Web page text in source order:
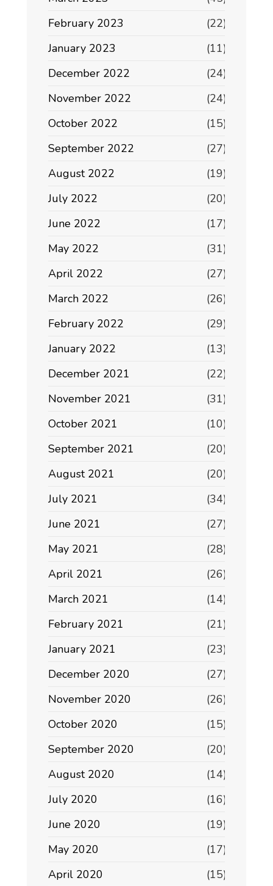
February 2023
(22)
January 2023
(11)
December 2022
(24)
November 2022
(24)
October 2022
(15)
September 2022
(27)
August 2022
(19)
July 2022
(20)
June 2022
(17)
May 2022
(31)
April 2022
(27)
March 2022
(26)
February 2022
(29)
January 2022
(13)
December 2021
(22)
November 2021
(31)
October 2021
(10)
September 2021
(20)
August 2021
(20)
July 2021
(34)
June 2021
(27)
May 2021
(28)
April 2021
(26)
March 2021
(14)
February 2021
(21)
January 2021
(23)
December 2020
(27)
November 2020
(26)
October 2020
(15)
September 2020
(20)
August 2020
(14)
July 2020
(16)
June 2020
(19)
May 2020
(17)
April 2020
(15)